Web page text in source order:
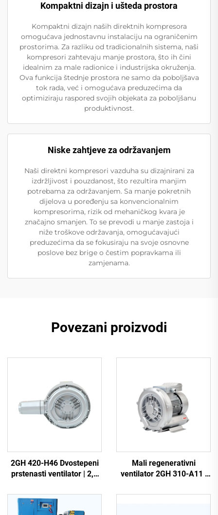
Kompaktni dizajn i ušteda prostora
Kompaktni dizajn naših direktnih kompresora
omogućava jednostavnu instalaciju na ograničenim
prostorima. Za razliku od tradicionalnih sistema, naši
kompresori zahtevaju manje prostora, što ih čini
idealnim za male radionice i industrijska okruženja.
Ova funkcija štednje prostora ne samo da poboljšava
tok rada, već i omogućava preduzećima da
optimiziraju raspored svojih objekata za poboljšanu
produktivnost.
Niske zahtjeve za održavanjem
Naši direktni kompresori vazduha su dizajnirani za
izdržljivost i pouzdanost, što rezultira manjim
potrebama za održavanjem. Sa manje pokretnih
dijelova u poređenju sa konvencionalnim
kompresorima, rizik od mehaničkog kvara je
značajno smanjen. To se prevodi u manje zastoja i
niže troškove održavanja, omogućavajući
preduzećima da se fokusiraju na svoje osnovne
poslove bez brige o čestim popravkama ili
zamjenama.
Povezani proizvodi
2GH 420-H46 Dvostepeni
prstenasti ventilator | 2,2
zračna pumpa
Mali regenerativni
ventilator 2GH 310-A11 |
spa i ribnjak